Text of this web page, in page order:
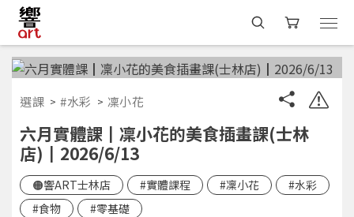
選課 #水彩 凜小花
六月實體課┃凜小花的美食插畫課(士林
店)┃2026/6/13
🟠響ART士林店 #實體課程 #凜小花
#水彩
#食物
#零基礎